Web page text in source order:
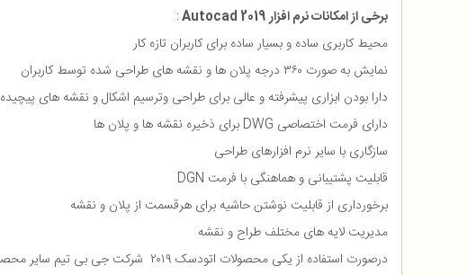
برخی از امکانات نرم افزار Autocad 2019
:
محیط کاربری ساده و بسیار ساده برای کاربران تازه کار
نمایش به صورت ۳۶۰ درجه پلان ها و نقشه های طراحی شده توسط کاربران
دارا بودن ابزاری پیشرفته و عالی برای طراحی وترسیم اشکال و نقشه های پیچیده
دارای فرمت اختصاصی DWG برای ذخیره نقشه ها و پلان ها
سازگاری با سایر نرم افزارهای طراحی
قابلیت پشتیبانی و هماهنگی با فرمت DGN
برخورداری از قابلیت نوشتن حاشیه برای هرقسمت از پلان و نقشه
مدیریت لایه های مختلف طراح و نقشه
درصورت استفاده از یکی محصولات اتودسک ۲۰۱۹ شرکت جی بی تیم سایر محصولات اتودسک ۲۰۱۹ را بدون نیاز به فعال سازی میتوانید استفاده نمایید.